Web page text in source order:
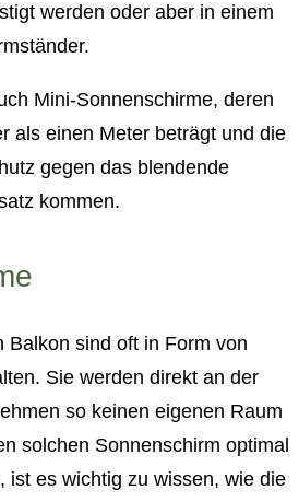
werden oder aber in einem
Mini-Sonnenschirme, deren
als einen Meter beträgt und die
gegen das blendende
kommen.
Balkon sind oft in Form von
Sie werden direkt an der
so keinen eigenen Raum
solchen Sonnenschirm optimal
ist es wichtig zu wissen, wie die